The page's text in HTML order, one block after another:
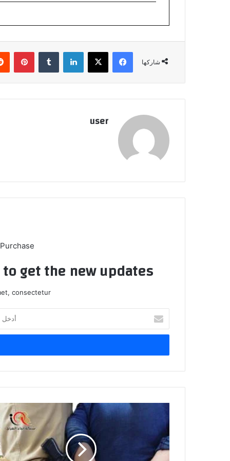
شاركها
فيسبوك ‫X لينكدإن
user
get the new updates!
consectetur.
بريدك
الإلكتروني
تلقي
القبض
على
والد